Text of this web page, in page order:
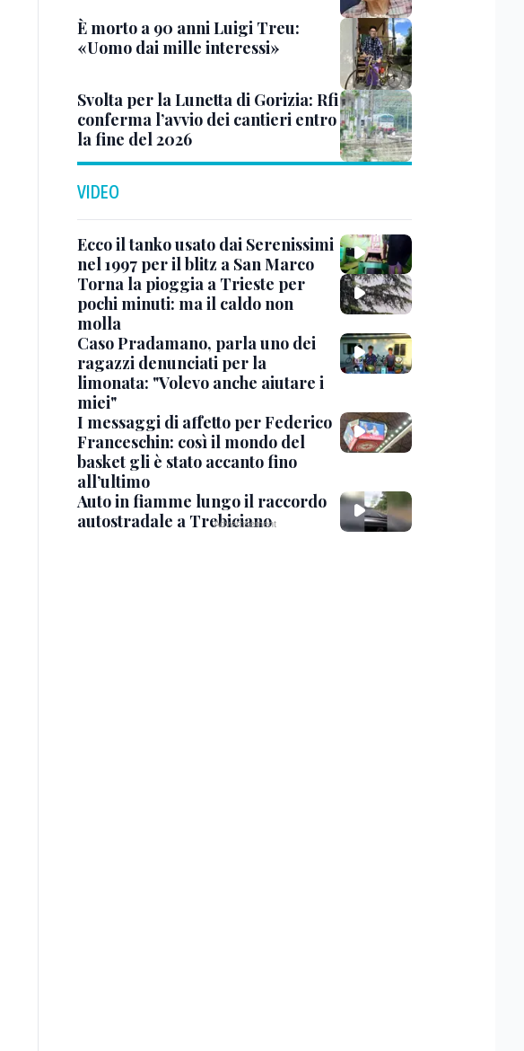
È morto a 90 anni Luigi Treu:
«Uomo dai mille interessi»
Svolta per la Lunetta di Gorizia: Rfi
conferma l’avvio dei cantieri entro
la fine del 2026
VIDEO
Ecco il tanko usato dai Serenissimi
nel 1997 per il blitz a San Marco
Torna la pioggia a Trieste per
pochi minuti: ma il caldo non
molla
Caso Pradamano, parla uno dei
ragazzi denunciati per la
limonata: "Volevo anche aiutare i
miei"
I messaggi di affetto per Federico
Franceschin: così il mondo del
basket gli è stato accanto fino
all’ultimo
Auto in fiamme lungo il raccordo
autostradale a Trebiciano